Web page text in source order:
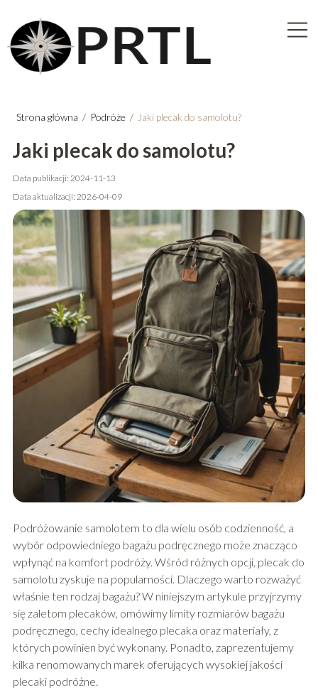
Strona główna / Podróże / Jaki plecak do samolotu?
Jaki plecak do samolotu?
Data publikacji: 2024-11-13
Data aktualizacji: 2026-04-09
Podróżowanie samolotem to dla wielu osób codzienność, a
wybór odpowiedniego bagażu podręcznego może znacząco
wpłynąć na komfort podróży. Wśród różnych opcji, plecak do
samolotu zyskuje na popularności. Dlaczego warto rozważyć
właśnie ten rodzaj bagażu? W niniejszym artykule przyjrzymy
się zaletom plecaków, omówimy limity rozmiarów bagażu
podręcznego, cechy idealnego plecaka oraz materiały, z
których powinien być wykonany. Ponadto, zaprezentujemy
kilka renomowanych marek oferujących wysokiej jakości
plecaki podróżne.